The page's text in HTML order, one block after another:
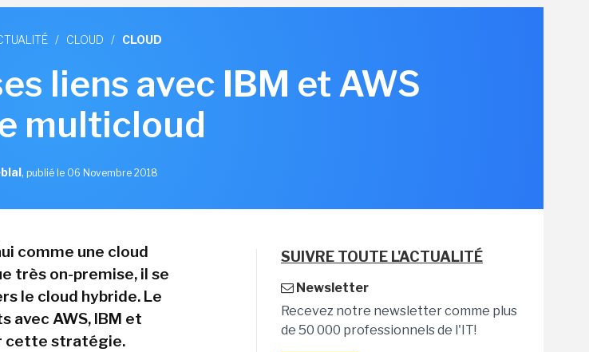
/ CLOUD / CLOUD
liens avec IBM et AWS
multicloud
, publié le 06 Novembre 2018
comme une cloud
très on-premise, il se
le cloud hybride. Le
avec AWS, IBM et
cette stratégie.
SUIVRE TOUTE L'ACTUALITÉ
Newsletter
Recevez notre newsletter comme plus
de 50 000 professionnels de l'IT!